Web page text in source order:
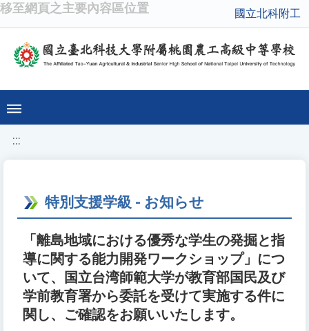
移至網頁之主要內容區位置 國立北科附工
:::
特別支援学級 - お知らせ
「離島地域における優秀な学生の発掘と指
導に関する能力開発ワークショップ」につ
いて、国立台湾師範大学が教育部国民及び
学前教育署から委託を受けて実施する件に
関し、ご確認をお願いいたします。